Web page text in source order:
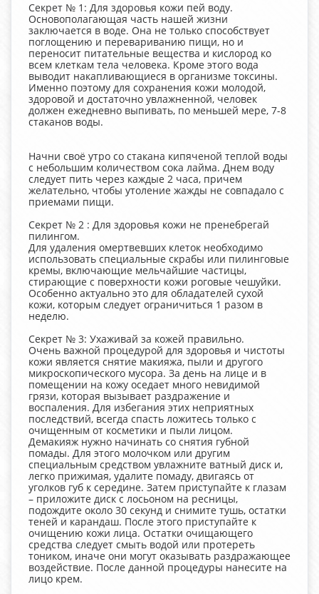
Секрет № 1: Для здоровья кожи пей воду.
Основополагающая часть нашей жизни
заключается в воде. Она не только способствует
поглощению и перевариванию пищи, но и
переносит питательные вещества и кислород ко
всем клеткам тела человека. Кроме этого вода
выводит накапливающиеся в организме токсины.
Именно поэтому для сохранения кожи молодой,
здоровой и достаточно увлажненной, человек
должен ежедневно выпивать, по меньшей мере, 7-8
стаканов воды.
Начни своё утро со стакана кипяченой теплой воды
с небольшим количеством сока лайма. Днем воду
следует пить через каждые 2 часа, причем
желательно, чтобы утоление жажды не совпадало с
приемами пищи.
Секрет № 2 : Для здоровья кожи не пренебрегай
пилингом.
Для удаления омертвевших клеток необходимо
использовать специальные скрабы или пилинговые
кремы, включающие мельчайшие частицы,
стирающие с поверхности кожи роговые чешуйки.
Особенно актуально это для обладателей сухой
кожи, которым следует ограничиться 1 разом в
неделю.
Секрет № 3: Ухаживай за кожей правильно.
Очень важной процедурой для здоровья и чистоты
кожи является снятие макияжа, пыли и другого
микроскопического мусора. За день на лице и в
помещении на кожу оседает много невидимой
грязи, которая вызывает раздражение и
воспаления. Для избегания этих неприятных
последствий, всегда спасть ложитесь только с
очищенным от косметики и пыли лицом.
Демакияж нужно начинать со снятия губной
помады. Для этого молочком или другим
специальным средством увлажните ватный диск и,
легко прижимая, удалите помаду, двигаясь от
уголков губ к середине. Затем приступайте к глазам
– приложите диск с лосьоном на ресницы,
подождите около 30 секунд и снимите тушь, остатки
теней и карандаш. После этого приступайте к
очищению кожи лица. Остатки очищающего
средства следует смыть водой или протереть
тоником, иначе они могут оказывать раздражающее
воздействие. После данной процедуры нанесите на
лицо крем.